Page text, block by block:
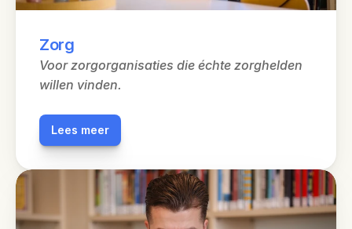
Zorg
Voor zorgorganisaties die échte zorghelden
willen vinden.
Lees meer